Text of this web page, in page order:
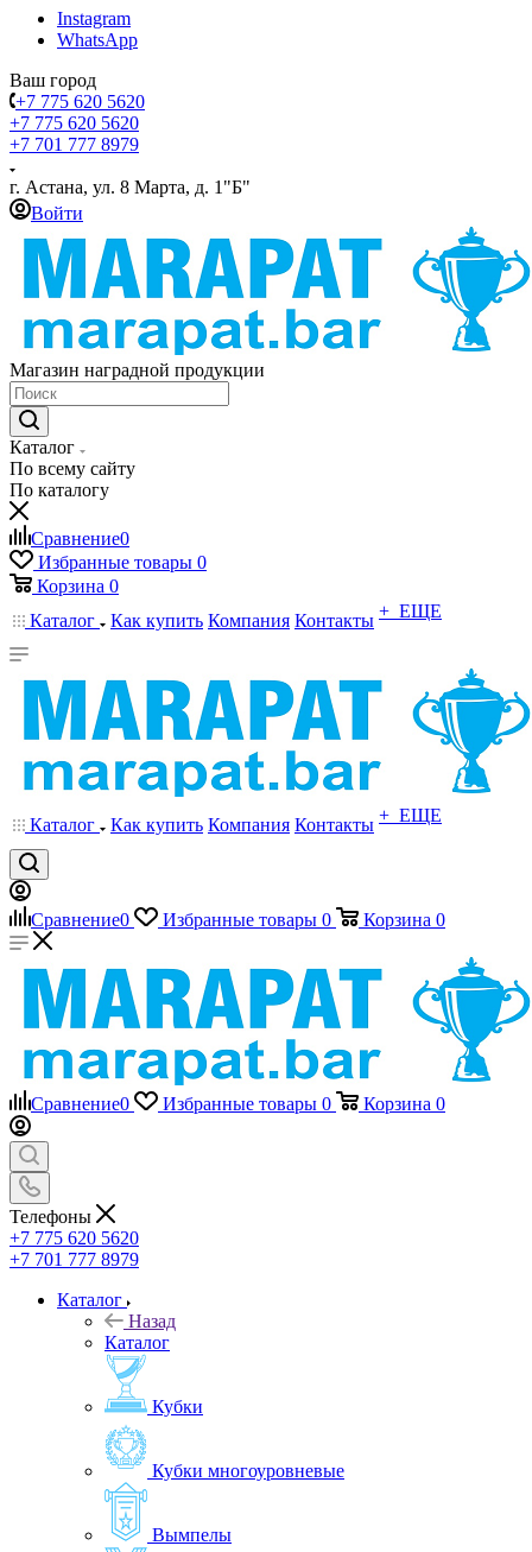
Instagram
WhatsApp
Ваш город
+7 775 620 5620
+7 775 620 5620
+7 701 777 8979
г. Астана, ул. 8 Марта, д. 1"Б"
Войти
Магазин наградной продукции
Каталог
По всему сайту
По каталогу
Сравнение0
Избранные товары 0
Корзина 0
Каталог
Как купить Компания Контакты + ЕЩЕ
Каталог Как купить Компания Контакты + ЕЩЕ
Сравнение0 Избранные товары 0 Корзина 0
Сравнение0 Избранные товары 0 Корзина 0
Телефоны
+7 775 620 5620
+7 701 777 8979
Каталог
Назад
Каталог
Кубки
Кубки многоуровневые
Вымпелы